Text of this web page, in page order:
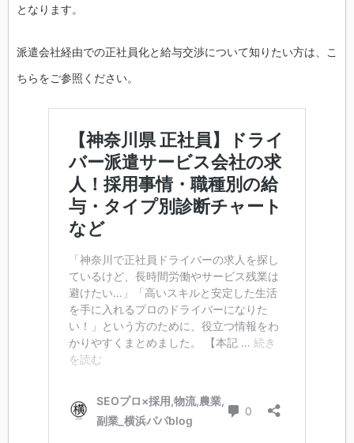
となります。
派遣会社経由での正社員化と給与交渉について知りたい方は、こ
ちらをご参照ください。